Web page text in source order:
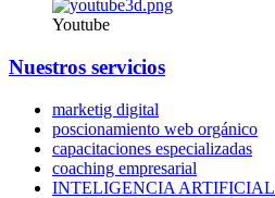
Youtube
Nuestros servicios
marketig digital
poscionamiento web orgánico
capacitaciones especializadas
coaching empresarial
INTELIGENCIA ARTIFICIAL